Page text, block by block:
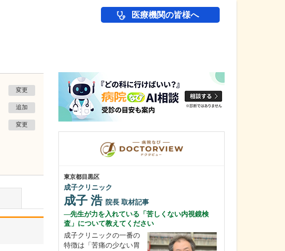
医療機関の皆様へ
変更
追加
変更
東京都目黒区
成子クリニック
成子 浩 院長 取材記事
先生が力を入れている「苦しくない内視鏡検
査」について教えてください
成子クリニックの一番の
特徴は「苦痛の少ない胃